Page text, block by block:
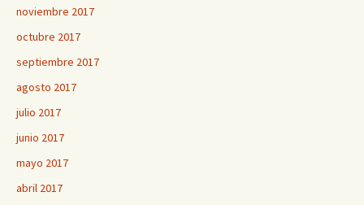
noviembre 2017
octubre 2017
septiembre 2017
agosto 2017
julio 2017
junio 2017
mayo 2017
abril 2017